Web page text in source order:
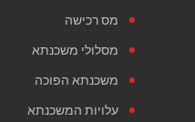
מס רכישה
מסלולי משכנתא
משכנתא הפוכה
עלויות המשכנתא